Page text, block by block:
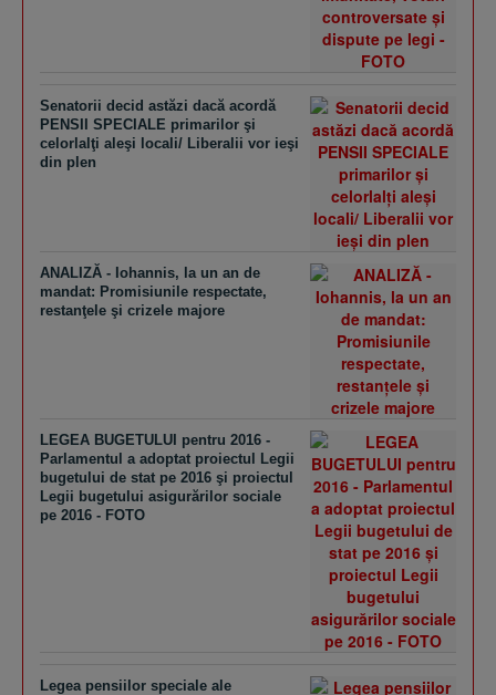
Senatorii decid astăzi dacă acordă
PENSII SPECIALE primarilor şi
celorlalţi aleşi locali/ Liberalii vor ieşi
din plen
ANALIZĂ - Iohannis, la un an de
mandat: Promisiunile respectate,
restanţele şi crizele majore
LEGEA BUGETULUI pentru 2016 -
Parlamentul a adoptat proiectul Legii
bugetului de stat pe 2016 şi proiectul
Legii bugetului asigurărilor sociale
pe 2016 - FOTO
Legea pensiilor speciale ale